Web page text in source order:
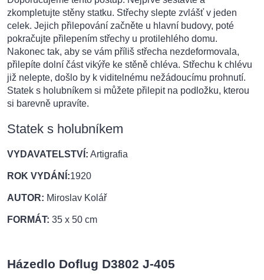
zkompletujte stěny statku. Střechy slepte zvlášť v jeden
celek. Jejich přilepování začněte u hlavní budovy, poté
pokračujte přilepením střechy u protilehlého domu.
Nakonec tak, aby se vám příliš střecha nezdeformovala,
přilepíte dolní část vikýře ke stěně chléva. Střechu k chlévu
již nelepte, došlo by k viditelnému nežádoucímu prohnutí.
Statek s holubníkem si můžete přilepit na podložku, kterou
si barevně upravíte.
Statek s holubníkem
VYDAVATELSTVÍ: Artigrafia
ROK VYDÁNÍ:1920
AUTOR: Miroslav Kolář
FORMÁT: 35 x 50 cm
Házedlo Doflug D3802 J-405